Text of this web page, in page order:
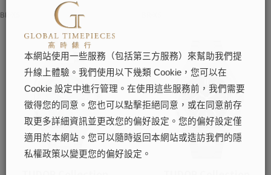
BR-X5
本網站使用一些服務（包括第三方服務）來幫助我們提
升線上體驗。我們使用以下幾類 Cookie，您可以在
Cookie 設定中進行管理。在使用這些服務前，我們需要
徵得您的同意。您也可以點擊拒絕同意，或在同意前存
取更多詳細資訊並更改您的偏好設定。您的偏好設定僅
適用於本網站。您可以隨時返回本網站或造訪我們的隱
私權政策以變更您的偏好設定。